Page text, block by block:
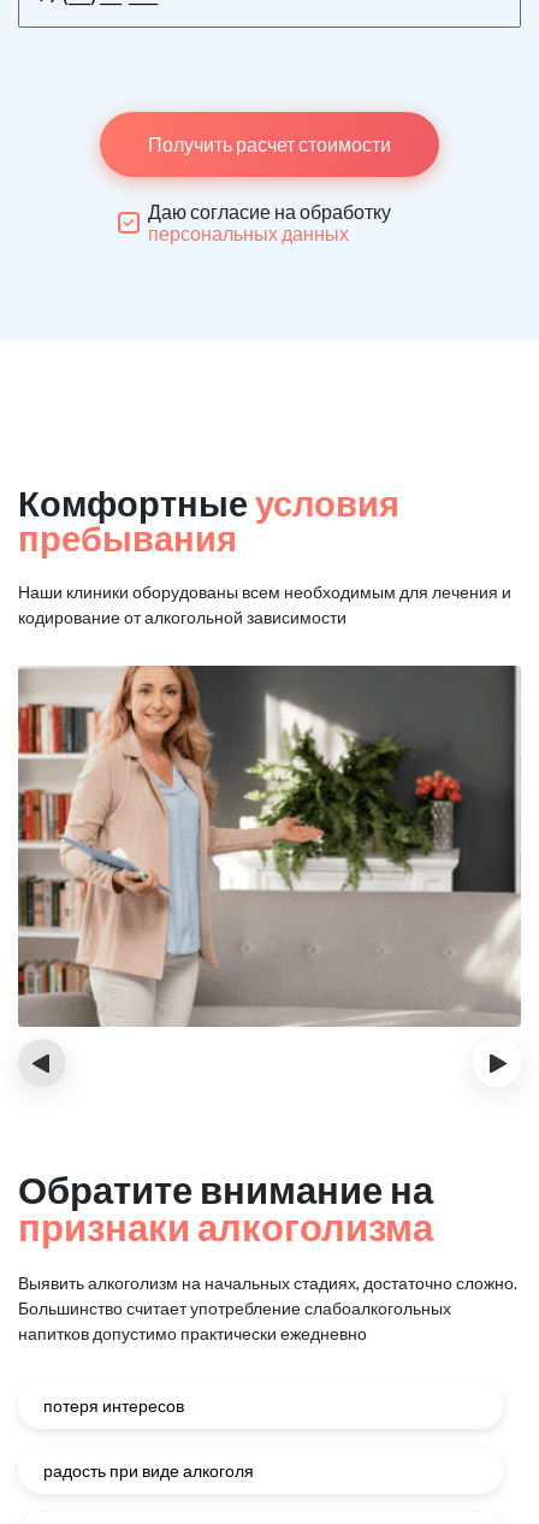
Получить расчет стоимости
Даю согласие на обработку
персональных данных
Комфортные условия
пребывания
Наши клиники оборудованы всем необходимым для лечения и
кодирование от алкогольной зависимости
‹ ›
Обратите внимание на
признаки алкоголизма
Выявить алкоголизм на начальных стадиях, достаточно сложно.
Большинство считает употребление слабоалкогольных
напитков допустимо практически ежедневно
потеря интересов
радость при виде алкоголя